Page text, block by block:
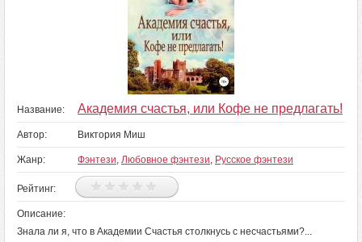
Название: Академия счастья, или Кофе не предлагать!
Автор: Виктория Миш
Жанр: Фэнтези, Любовное фэнтези, Русское фэнтези
Рейтинг:
Описание:
Знала ли я, что в Академии Счастья столкнусь с несчастьями?...